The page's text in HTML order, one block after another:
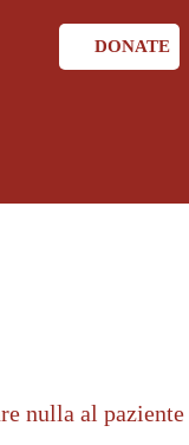
DONATE
nulla al